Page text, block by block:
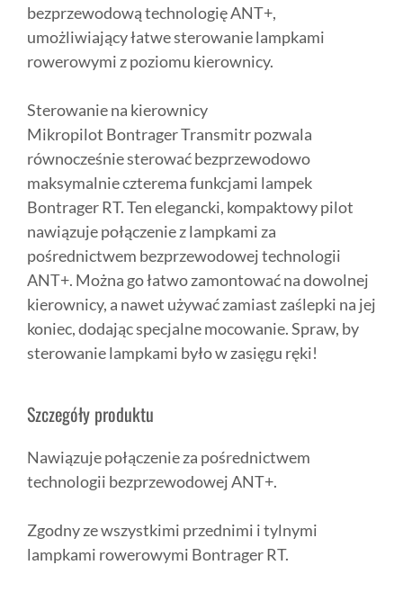
bezprzewodową technologię ANT+,
umożliwiający łatwe sterowanie lampkami
rowerowymi z poziomu kierownicy.
Sterowanie na kierownicy
Mikropilot Bontrager Transmitr pozwala
równocześnie sterować bezprzewodowo
maksymalnie czterema funkcjami lampek
Bontrager RT. Ten elegancki, kompaktowy pilot
nawiązuje połączenie z lampkami za
pośrednictwem bezprzewodowej technologii
ANT+. Można go łatwo zamontować na dowolnej
kierownicy, a nawet używać zamiast zaślepki na jej
koniec, dodając specjalne mocowanie. Spraw, by
sterowanie lampkami było w zasięgu ręki!
Szczegóły produktu
Nawiązuje połączenie za pośrednictwem
technologii bezprzewodowej ANT+.
Zgodny ze wszystkimi przednimi i tylnymi
lampkami rowerowymi Bontrager RT.